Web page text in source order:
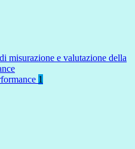
misurazione e valutazione della
1